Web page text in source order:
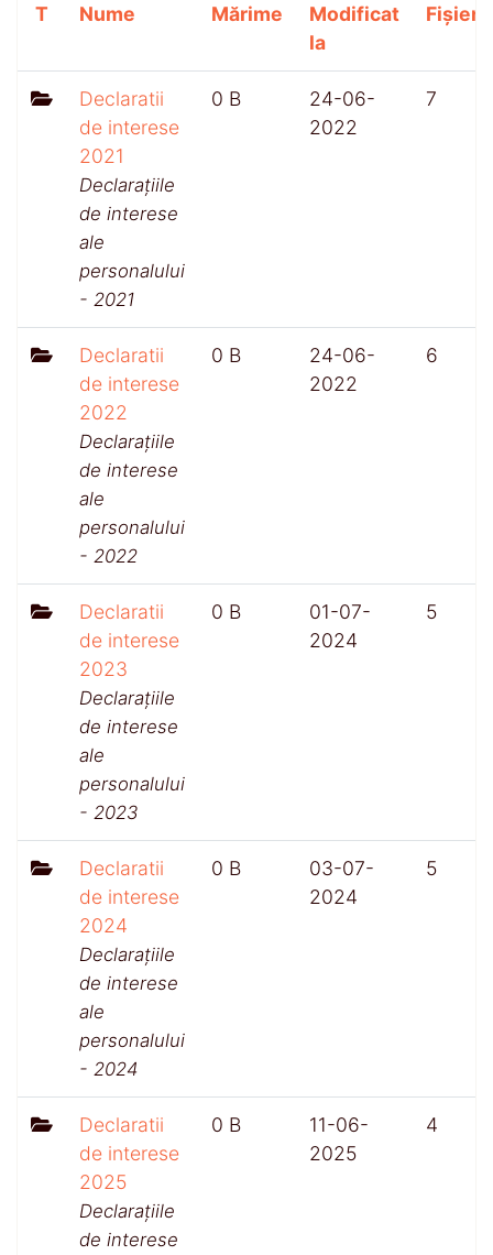
T Nume Mărime
Modificat
la
Fișiere
Declaratii
de interese
2021
Declarațiile
de interese
ale
personalului
- 2021
0 B
24-06-
2022
7
Declaratii
de interese
2022
Declarațiile
de interese
ale
personalului
- 2022
0 B
24-06-
2022
6
Declaratii
de interese
2023
Declarațiile
de interese
ale
personalului
- 2023
0 B
01-07-
2024
5
Declaratii
de interese
2024
Declarațiile
de interese
ale
personalului
- 2024
0 B
03-07-
2024
5
Declaratii
de interese
2025
Declarațiile
de interese
0 B
11-06-
2025
4